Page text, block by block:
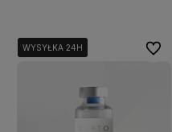
WYSYŁKA 24H
WYSYŁKA 24H
WYSYŁKA 24H Do